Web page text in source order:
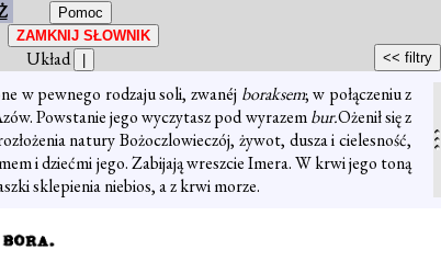
Układ
w pewnego rodzaju soli, zwanéj boraksem; w połączeniu z
Powstanie jego wyczytasz pod wyrazembur.Ożenił się z
natury Bożoczlowieczój, żywot, dusza i cielesność,
i dziećmi jego. Zabijają wreszcie Imera. W krwi jego toną
sklepienia niebios, a z krwi morze.